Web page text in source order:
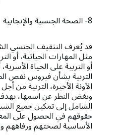
8- الصحة الجنسية والإنجابية
قد يُعرف التثقيف الجنسي
مثل المهارات الحياتية، أو
أو التربية على الحياة
التربية بشأن فيروس نقص
الآونة الأخيرة، التربية من
وبغض النظر عن اسمها،
الشامل إلى تمكين جميع
حقوقهم في الحصول على
الأساسية لصحتهم ورفاههم